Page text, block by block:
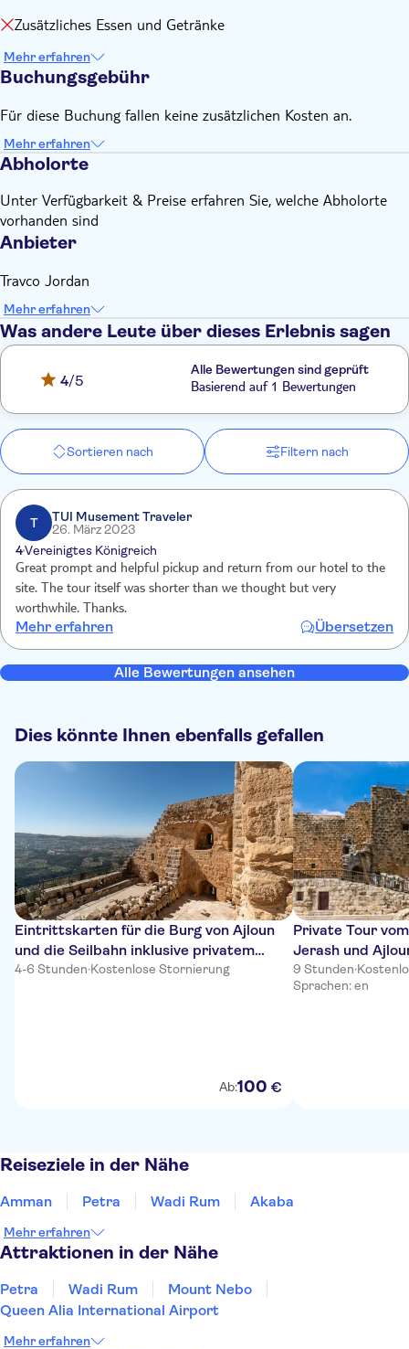
Zusätzliches Essen und Getränke
Mehr erfahren
Buchungsgebühr
Für diese Buchung fallen keine zusätzlichen Kosten an.
Mehr erfahren
Abholorte
Unter Verfügbarkeit & Preise erfahren Sie, welche Abholorte
vorhanden sind
Anbieter
Travco Jordan
Mehr erfahren
Was andere Leute über dieses Erlebnis sagen
4/5
Alle Bewertungen sind geprüft
Basierend auf 1 Bewertungen
Sortieren nach Filtern nach
T
TUI Musement Traveler
26. März 2023
4Vereinigtes Königreich
Great prompt and helpful pickup and return from our hotel to the
site. The tour itself was shorter than we thought but very
worthwhile. Thanks.
Mehr erfahren Übersetzen
Alle Bewertungen ansehen
Dies könnte Ihnen ebenfalls gefallen
Eintrittskarten für die Burg von Ajloun
und die Seilbahn inklusive privatem
Transfer
4-6 Stunden·Kostenlose Stornierung
Ab:100 €
Private Tour
Jerash und
9 Stunden·
Sprachen: en
Reiseziele in der Nähe
Amman Petra Wadi Rum Akaba
Mehr erfahren
Attraktionen in der Nähe
Petra Wadi Rum
Mount Nebo
Queen Alia International Airport
Mehr erfahren